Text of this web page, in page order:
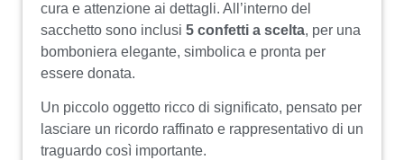
cura e attenzione ai dettagli. All’interno del
sacchetto sono inclusi 5 confetti a scelta, per una
bomboniera elegante, simbolica e pronta per
essere donata.
Un piccolo oggetto ricco di significato, pensato per
lasciare un ricordo raffinato e rappresentativo di un
traguardo così importante.